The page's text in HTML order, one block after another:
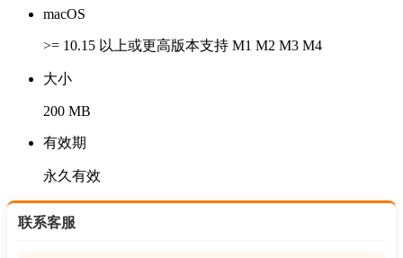
macOS
>= 10.15 以上或更高版本支持 M1 M2 M3 M4
大小
200 MB
有效期
永久有效
联系客服